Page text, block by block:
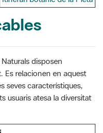
disposen
Es relacionen en aquest
seves característiques,
usuaris atesa la diversitat